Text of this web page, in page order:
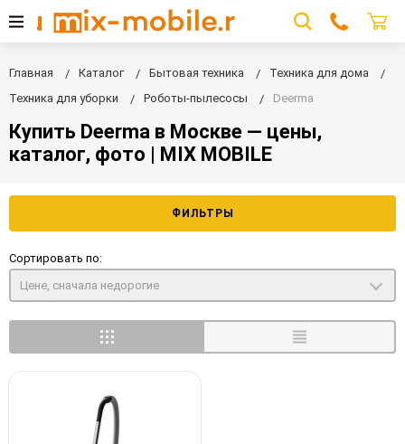
Главная Каталог Бытовая техника
Техника для дома
Техника для уборки
Роботы-пылесосы Deerma
Купить Deerma в Москве — цены,
каталог, фото | MIX MOBILE
ФИЛЬТРЫ
Сортировать по:
Цене, сначала недорогие